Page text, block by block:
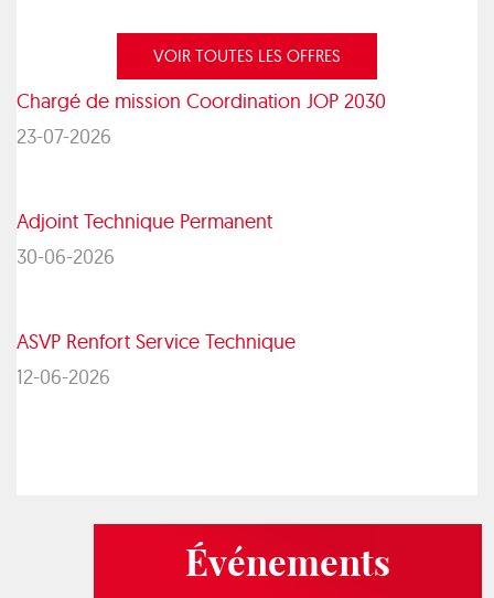
VOIR TOUTES LES OFFRES
Chargé de mission Coordination JOP 2030
23-07-2026
Adjoint Technique Permanent
30-06-2026
ASVP Renfort Service Technique
12-06-2026
Événements